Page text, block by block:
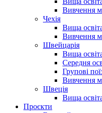
Вивчення
Чехія
Вища
Вивчення
Швейцарія
Вища
Середня
Групові
Вивчення
Швеція
Вища
Проєкти